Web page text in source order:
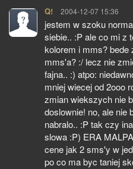
Q! pisze:
2004-12-07 15:36
jestem w szoku
siebie.. :P ale co mi z
kolorem i mms? bede
mms'a? :/ lecz nie
fajna.. :) atpo:
mniej wiecej od 2ooo
zmian wiekszych nie
doslownie! no, ale nie
nabralo.. :P tak czy
slowa :P) ERA
cene jak 2 sms'y w
po co ma byc taniej